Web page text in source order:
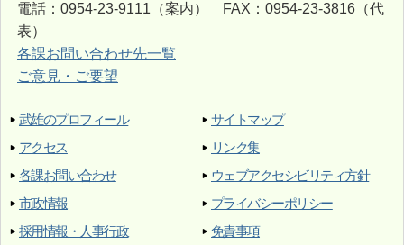
電話：0954-23-9111（案内） FAX：0954-23-3816（代
表）
各課お問い合わせ先一覧
ご意見・ご要望
武雄のプロフィール
アクセス
各課お問い合わせ
市政情報
採用情報・人事行政
サイトマップ
リンク集
ウェブアクセシビリティ方針
プライバシーポリシー
免責事項